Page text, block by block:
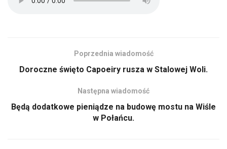
Poprzednia wiadomość
Doroczne święto Capoeiry rusza w Stalowej Woli.
Następna wiadomość
Będą dodatkowe pieniądze na budowę mostu na Wiśle
w Połańcu.